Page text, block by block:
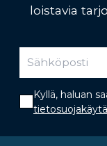
loistavia
Kyllä, haluan